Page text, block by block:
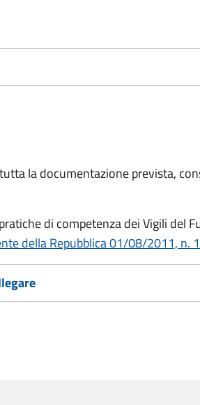
la documentazione prevista,
di competenza dei Vigili del
della Repubblica 01/08/2011, n.